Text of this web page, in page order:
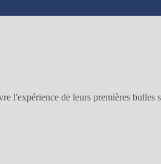
l'expérience de leurs premières bulles